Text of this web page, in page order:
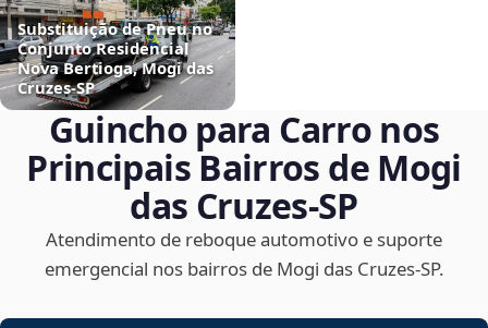
Substituição de Pneu no
Conjunto Residencial
Nova Bertioga, Mogi das
Cruzes‑SP
Guincho para Carro nos
Principais Bairros de Mogi
das Cruzes‑SP
Atendimento de reboque automotivo e suporte
emergencial nos bairros de Mogi das Cruzes‑SP.